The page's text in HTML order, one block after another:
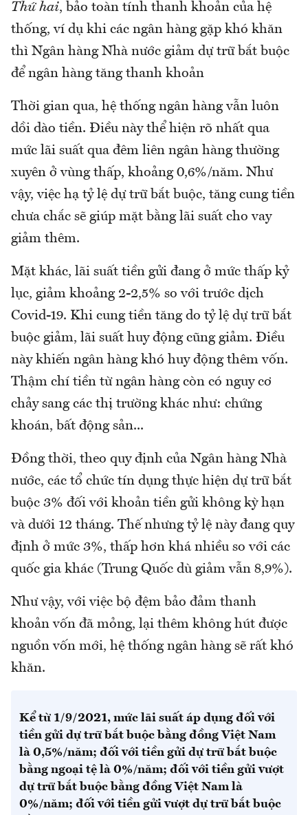
Thứ hai, bảo toàn tính thanh khoản của hệ
thống, ví dụ khi các ngân hàng gặp khó khăn
thì Ngân hàng Nhà nước giảm dự trữ bắt buộc
để ngân hàng tăng thanh khoản
Thời gian qua, hệ thống ngân hàng vẫn luôn
dồi dào tiền. Điều này thể hiện rõ nhất qua
mức lãi suất qua đêm liên ngân hàng thường
xuyên ở vùng thấp, khoảng 0,6%/năm. Như
vậy, việc hạ tỷ lệ dự trữ bắt buộc, tăng cung tiền
chưa chắc sẽ giúp mặt bằng lãi suất cho vay
giảm thêm.
Mặt khác, lãi suất tiền gửi đang ở mức thấp kỷ
lục, giảm khoảng 2-2,5% so với trước dịch
Covid-19. Khi cung tiền tăng do tỷ lệ dự trữ bắt
buộc giảm, lãi suất huy động cũng giảm. Điều
này khiến ngân hàng khó huy động thêm vốn.
Thậm chí tiền từ ngân hàng còn có nguy cơ
chảy sang các thị trường khác như: chứng
khoán, bất động sản...
Đồng thời, theo quy định của Ngân hàng Nhà
nước, các tổ chức tín dụng thực hiện dự trữ bắt
buộc 3% đối với khoản tiền gửi không kỳ hạn
và dưới 12 tháng. Thế nhưng tỷ lệ này đang quy
định ở mức 3%, thấp hơn khá nhiều so với các
quốc gia khác (Trung Quốc dù giảm vẫn 8,9%).
Như vậy, với việc bộ đệm bảo đảm thanh
khoản vốn đã mỏng, lại thêm không hút được
nguồn vốn mới, hệ thống ngân hàng sẽ rất khó
khăn.
Kể từ 1/9/2021, mức lãi suất áp dụng đối với
tiền gửi dự trữ bắt buộc bằng đồng Việt Nam
là 0,5%/năm; đối với tiền gửi dự trữ bắt buộc
bằng ngoại tệ là 0%/năm; đối với tiền gửi vượt
dự trữ bắt buộc bằng đồng Việt Nam là
0%/năm; đối với tiền gửi vượt dự trữ bắt buộc